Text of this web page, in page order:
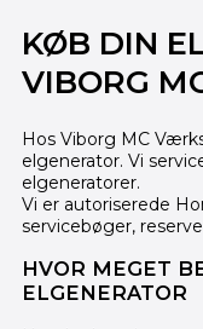
KØB DIN
VIBORG
Hos Viborg MC
elgenerator. Vi
elgeneratorer.
Vi er autoriserede
servicebøger,
HVOR MEGET
ELGENERATOR